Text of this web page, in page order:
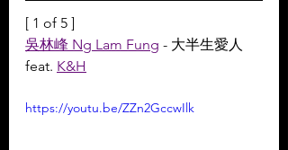
[ 1 of 5 ]
吳林峰 Ng Lam Fung - 大半生愛人
feat. K&H
https://youtu.be/ZZn2GccwIlk